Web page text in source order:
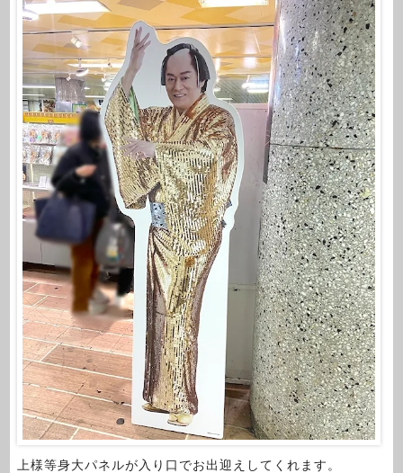
上様等身大パネルが入り口でお出迎えしてくれます。